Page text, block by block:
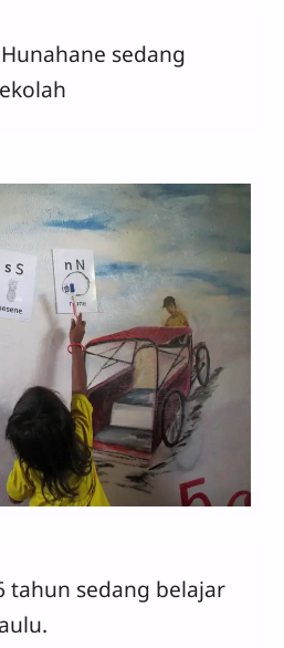
sedang
tahun sedang belajar